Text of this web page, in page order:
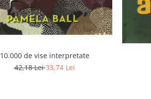
10.000 de vise interpretate
42,18 Lei33,74 Lei